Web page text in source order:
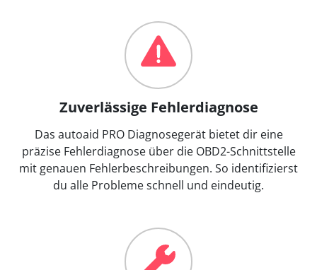
Zuverlässige Fehlerdiagnose
Das autoaid PRO Diagnosegerät bietet dir eine
präzise Fehlerdiagnose über die OBD2-Schnittstelle
mit genauen Fehlerbeschreibungen. So identifizierst
du alle Probleme schnell und eindeutig.